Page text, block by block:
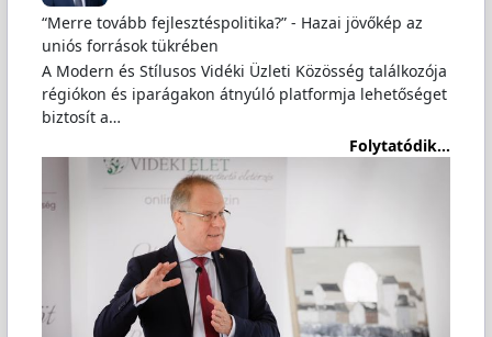
“Merre tovább fejlesztéspolitika?” - Hazai jövőkép az
uniós források tükrében
A Modern és Stílusos Vidéki Üzleti Közösség találkozója
régiókon és iparágakon átnyúló platformja lehetőséget
biztosít a…
Folytatódik...